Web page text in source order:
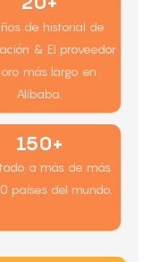
de historial de
& El proveedor
más largo en
Alibaba.
150+
a más de más
países del mundo.